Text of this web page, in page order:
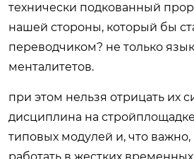
технически подкованный
нашей стороны, который бы
переводчиком? не только
менталитетов.
при этом нельзя отрицать их
дисциплина на
типовых модулей и, что важно,